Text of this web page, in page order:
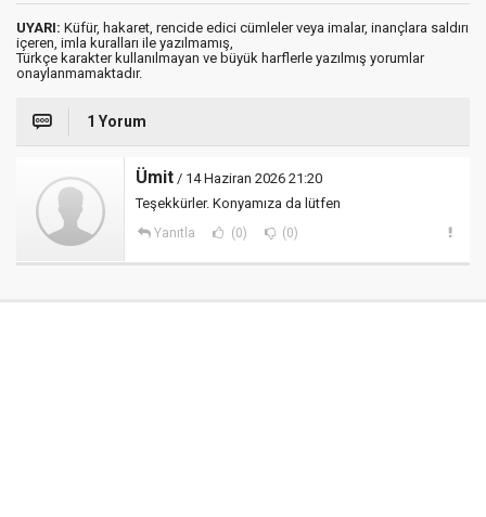
UYARI: Küfür, hakaret, rencide edici cümleler veya imalar, inançlara saldırı
içeren, imla kuralları ile yazılmamış,
Türkçe karakter kullanılmayan ve büyük harflerle yazılmış yorumlar
onaylanmamaktadır.
1 Yorum
Ümit / 14 Haziran 2026 21:20
Teşekkürler. Konyamıza da lütfen
Yanıtla (0) (0)